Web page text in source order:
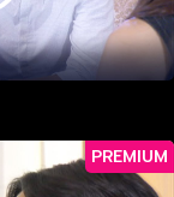
PREMIUM